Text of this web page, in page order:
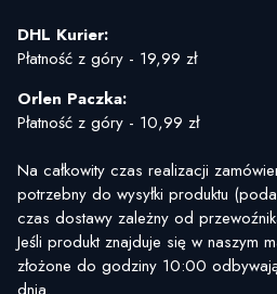
DHL Kurier:
Płatność z góry - 19,99 zł
Orlen Paczka:
Płatność z góry - 10,99 zł
Na całkowity czas realizacji
potrzebny do wysyłki produktu
czas dostawy zależny od
Jeśli produkt znajduje się w naszym
złożone do godziny 10:00